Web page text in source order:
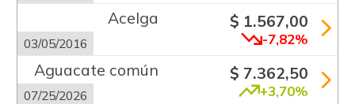
Acelga
03/05/2016
$ 1.567,00
-7,82%
Aguacate común
07/25/2026
$ 7.362,50
+3,70%